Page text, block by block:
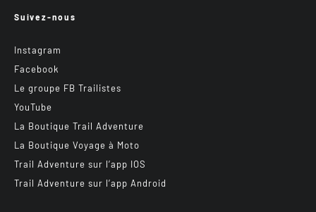
Suivez-nous
Instagram
Facebook
Le groupe FB Trailistes
YouTube
La Boutique Trail Adventure
La Boutique Voyage à Moto
Trail Adventure sur l’app IOS
Trail Adventure sur l’app Android